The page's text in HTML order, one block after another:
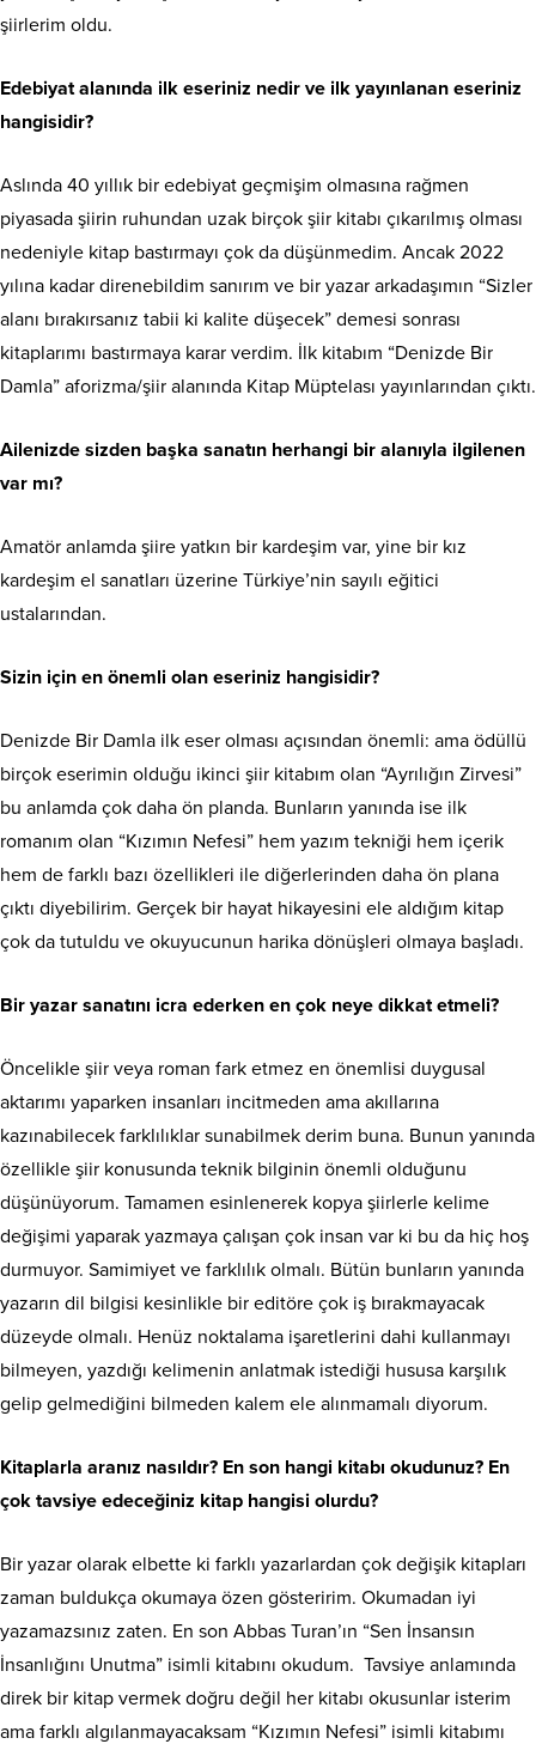
şiirlerim oldu.
Edebiyat alanında ilk eseriniz nedir ve ilk yayınlanan eseriniz
hangisidir?
Aslında 40 yıllık bir edebiyat geçmişim olmasına rağmen
piyasada şiirin ruhundan uzak birçok şiir kitabı çıkarılmış olması
nedeniyle kitap bastırmayı çok da düşünmedim. Ancak 2022
yılına kadar direnebildim sanırım ve bir yazar arkadaşımın “Sizler
alanı bırakırsanız tabii ki kalite düşecek” demesi sonrası
kitaplarımı bastırmaya karar verdim. İlk kitabım “Denizde Bir
Damla” aforizma/şiir alanında Kitap Müptelası yayınlarından çıktı.
Ailenizde sizden başka sanatın herhangi bir alanıyla ilgilenen
var mı?
Amatör anlamda şiire yatkın bir kardeşim var, yine bir kız
kardeşim el sanatları üzerine Türkiye’nin sayılı eğitici
ustalarından.
Sizin için en önemli olan eseriniz hangisidir?
Denizde Bir Damla ilk eser olması açısından önemli: ama ödüllü
birçok eserimin olduğu ikinci şiir kitabım olan “Ayrılığın Zirvesi”
bu anlamda çok daha ön planda. Bunların yanında ise ilk
romanım olan “Kızımın Nefesi” hem yazım tekniği hem içerik
hem de farklı bazı özellikleri ile diğerlerinden daha ön plana
çıktı diyebilirim. Gerçek bir hayat hikayesini ele aldığım kitap
çok da tutuldu ve okuyucunun harika dönüşleri olmaya başladı.
Bir yazar sanatını icra ederken en çok neye dikkat etmeli?
Öncelikle şiir veya roman fark etmez en önemlisi duygusal
aktarımı yaparken insanları incitmeden ama akıllarına
kazınabilecek farklılıklar sunabilmek derim buna. Bunun yanında
özellikle şiir konusunda teknik bilginin önemli olduğunu
düşünüyorum. Tamamen esinlenerek kopya şiirlerle kelime
değişimi yaparak yazmaya çalışan çok insan var ki bu da hiç hoş
durmuyor. Samimiyet ve farklılık olmalı. Bütün bunların yanında
yazarın dil bilgisi kesinlikle bir editöre çok iş bırakmayacak
düzeyde olmalı. Henüz noktalama işaretlerini dahi kullanmayı
bilmeyen, yazdığı kelimenin anlatmak istediği hususa karşılık
gelip gelmediğini bilmeden kalem ele alınmamalı diyorum.
Kitaplarla aranız nasıldır? En son hangi kitabı okudunuz? En
çok tavsiye edeceğiniz kitap hangisi olurdu?
Bir yazar olarak elbette ki farklı yazarlardan çok değişik kitapları
zaman buldukça okumaya özen gösteririm. Okumadan iyi
yazamazsınız zaten. En son Abbas Turan’ın “Sen İnsansın
İnsanlığını Unutma” isimli kitabını okudum. Tavsiye anlamında
direk bir kitap vermek doğru değil her kitabı okusunlar isterim
ama farklı algılanmayacaksam “Kızımın Nefesi” isimli kitabımı